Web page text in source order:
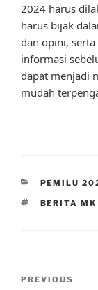
2024 harus
harus bijak
dan opini,
informasi
dapat menjadi
mudah
PEMILU
TAGS
BERITA
Previous
PREVIOUS